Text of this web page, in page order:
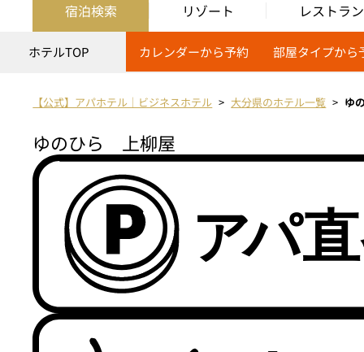
宿泊検索 リゾート レストラ
ホテルTOP カレンダーから予約 部屋タイプから
【公式】アパホテル｜ビジネスホテル 大分県のホテル一覧 ゆ
ゆのひら 上柳屋